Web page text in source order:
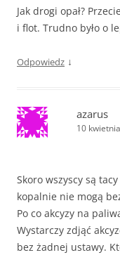
Jak drogi opał?
i flot. Trudno było o
Odpowiedz ↓
azarus
10
Skoro wszyscy są
kopalnie nie mogą
Po co akcyzy na
Wystarczy zdjąć
bez żadnej ustawy.